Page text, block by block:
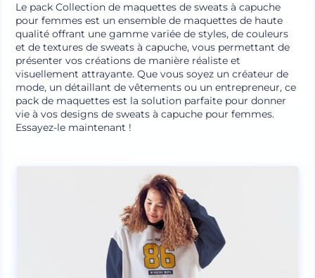
Le pack Collection de maquettes de sweats à capuche
pour femmes est un ensemble de maquettes de haute
qualité offrant une gamme variée de styles, de couleurs
et de textures de sweats à capuche, vous permettant de
présenter vos créations de manière réaliste et
visuellement attrayante. Que vous soyez un créateur de
mode, un détaillant de vêtements ou un entrepreneur, ce
pack de maquettes est la solution parfaite pour donner
vie à vos designs de sweats à capuche pour femmes.
Essayez-le maintenant !